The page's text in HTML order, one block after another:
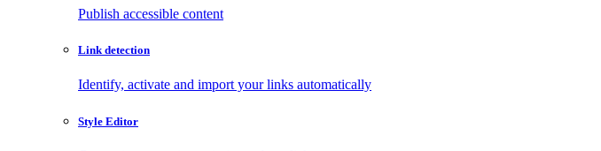
Publish accessible content
Link detection
Identify, activate and import your links automatically
Style Editor